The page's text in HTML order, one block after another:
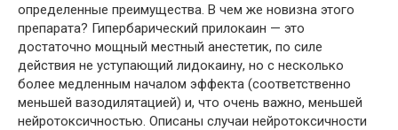
определенные преимущества. В чем же новизна этого
препарата? Гипербарический прилокаин — это
достаточно мощный местный анестетик, по силе
действия не уступающий лидокаину, но с несколько
более медленным началом эффекта (соответственно
меньшей вазодилятацией) и, что очень важно, меньшей
нейротоксичностью. Описаны случаи нейротоксичности